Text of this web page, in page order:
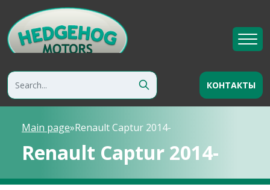
КОНТАКТЫ
Main page»Renault Captur 2014-
Renault Captur 2014-